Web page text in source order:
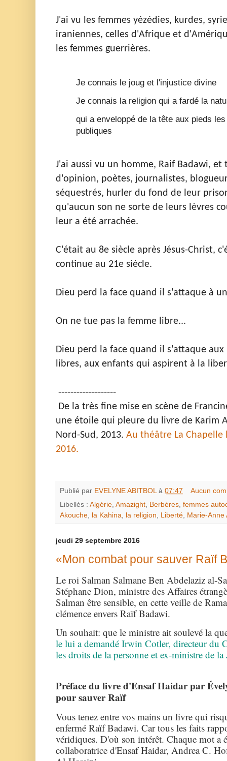
J'ai vu les femmes yézédies, kurdes,
iraniennes, celles d'Afrique et
les femmes guerrières.
Je connais le joug et l'injustice divine
Je connais la religion qui a fardé la
qui a enveloppé de la tête aux pieds
publiques
J'ai aussi vu un homme, Raif Badawi, et
d'opinion, poètes, journalistes,
séquestrés, hurler du fond de leur
qu'aucun son ne sorte de leurs lèvres
leur a été arrachée.
C'était au 8e siècle après Jésus-Christ,
continue au 21e siècle.
Dieu perd la face quand il s'attaque à
On ne tue pas la femme libre...
Dieu perd la face quand il s'attaque
libres, aux enfants qui aspirent à la
-------------------
De la très fine mise en scène de
une étoile qui pleure du livre de Karim
Nord-Sud, 2013. Au théâtre La Chapelle
2016.
Publié par EVELYNE ABITBOL à 07:47
Aucun
Libellés : Algérie Amazight Berbères femmes
Akouche
la Kahina la religion Liberté Marie-Anne
jeudi 29 septembre 2016
«Mon combat pour sauver Raïf
Le roi Salman Salmane Ben Abdelaziz al-
Stéphane Dion, ministre des Affaires
Salman être sensible, en cette veille de
clémence envers Raïf Badawi.
Un souhait: que le ministre ait soulevé la
le lui a demandé Irwin Cotler, directeur du
les droits de la personne et ex-ministre de la
Préface du livre d'Ensaf Haidar par
pour sauver Raïf
Vous tenez entre vos mains un livre qui
enfermé Raïf Badawi. Car tous les faits
véridiques. D'où son intérêt. Chaque mot a
collaboratrice d'Ensaf Haidar, Andrea C.